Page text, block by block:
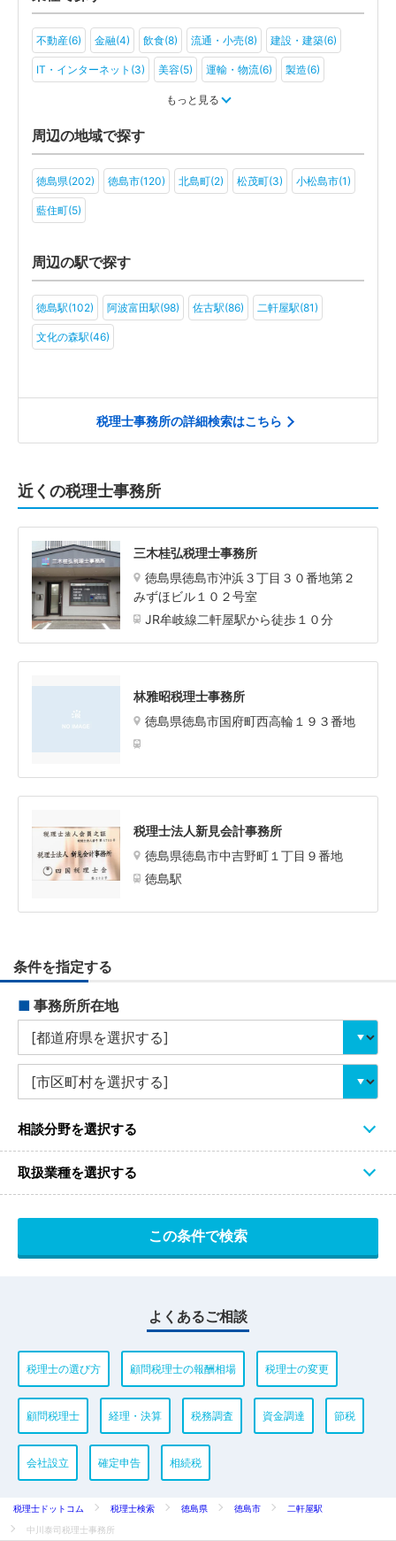
不動産(6) 金融(4) 飲食(8) 流通・小売(8) 建設・建築(6)
IT・インターネット(3) 美容(5) 運輸・物流(6) 製造(6)
旅行・ホテル(4)
アミューズメント・レジャー(3)
ＮＰＯ法人(2) 一般社団法人(3) その他(2)
もっと見る
周辺の地域で探す
徳島県(202) 徳島市(120) 北島町(2) 松茂町(3) 小松島市(1)
藍住町(5)
周辺の駅で探す
徳島駅(102) 阿波富田駅(98) 佐古駅(86) 二軒屋駅(81)
文化の森駅(46)
税理士事務所の詳細検索はこちら
近くの税理士事務所
三木桂弘税理士事務所
徳島県徳島市沖浜３丁目３０番地第２
みずほビル１０２号室
JR牟岐線二軒屋駅から徒歩１０分
林雅昭税理士事務所
徳島県徳島市国府町西高輪１９３番地
税理士法人新見会計事務所
徳島県徳島市中吉野町１丁目９番地
徳島駅
条件を指定する
■ 事務所所在地
相談分野を選択する
取扱業種を選択する
よくあるご相談
税理士の選び方 顧問税理士の報酬相場 税理士の変更
顧問税理士 経理・決算 税務調査 資金調達 節税
会社設立 確定申告 相続税
税理士ドットコム 税理士検索 徳島県 徳島市
二軒屋駅
中川泰司税理士事務所